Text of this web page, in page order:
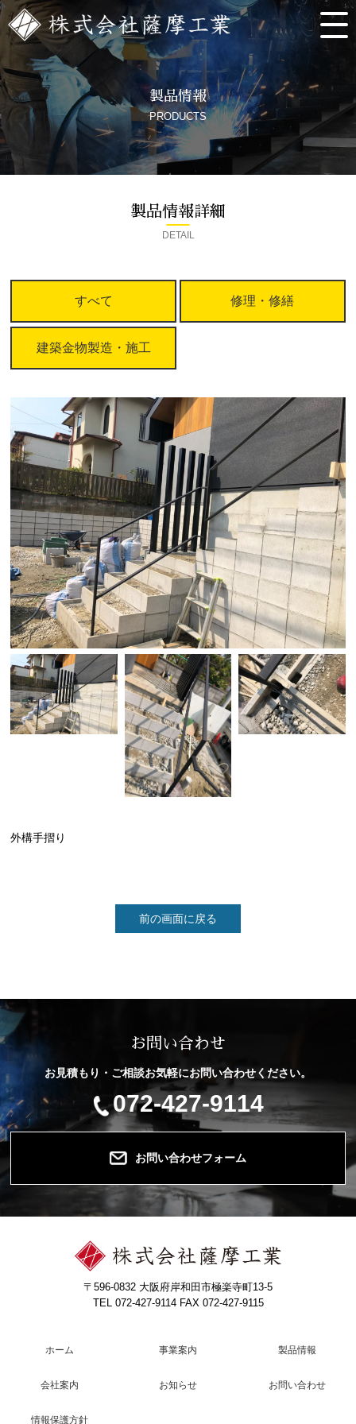
製品情報
PRODUCTS
製品情報詳細
DETAIL
すべて 修理・修繕
建築金物製造・施工
外構手摺り
前の画面に戻る
お問い合わせ
お見積もり・ご相談お気軽にお問い合わせください。
072-427-9114
お問い合わせフォーム
〒596-0832 大阪府岸和田市極楽寺町13-5
TEL 072-427-9114 FAX 072-427-9115
ホーム 事業案内 製品情報
会社案内 お知らせ お問い合わせ
情報保護方針